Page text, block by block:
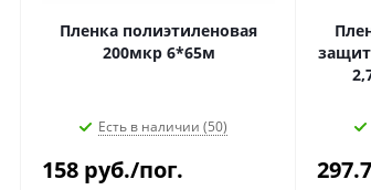
Пленка полиэтиленовая
200мкр 6*65м
Есть в наличии (50)
158 руб./пог.